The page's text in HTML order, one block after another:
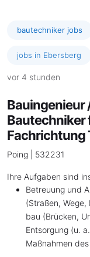
bautechniker jobs
jobs in Ebersberg
vor 4 stunden
Bauingenieur
Bautechniker
Fachrichtung
Poing | 532231
Ihre Aufgaben sind
Betreuung und
(Straßen,
bau (Brücken,
Entsorgung (u.
Maßnahmen